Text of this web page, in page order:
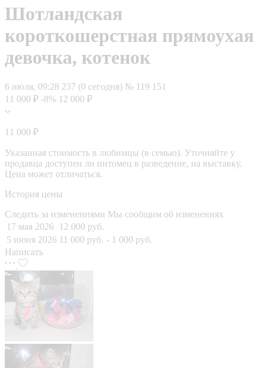
Шотландская
короткошерстная прямоухая
девочка, котенок
6 июля, 09:28 237 (0 сегодня) № 119 151
11 000 ₽ -8% 12 000 ₽
11 000 ₽
Указанная стоимость в любимцы (в семью). Уточняйте у
продавца доступен ли питомец в разведение, на выставку.
Цена может отличаться.
История цены
Следить за изменениями Мы сообщим об изменениях
17 мая 2026
12 000 руб.
5 июня 2026 11 000 руб. - 1 000 руб.
Написать